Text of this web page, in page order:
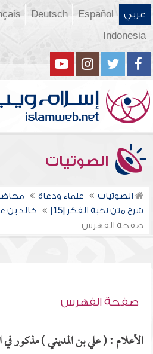
عربي Español
Deutsch
Indonesia
الصوتيات
الصوتيات علماء ودعاة
شرح متن نخبة الفكر [15]
خالد بن
صفحة الفهرس
صفحة الفهرس
الأعلام : ( علي بن المديني ) مذكور في